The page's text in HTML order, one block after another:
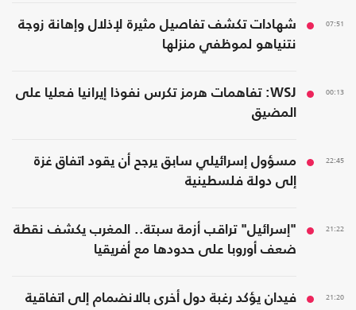
07:51
شهادات تكشف تفاصيل مثيرة لإذلال وإهانة زوجة
نتنياهو لموظفي منزلها
00:13
WSJ: تفاهمات هرمز تكرس نفوذا إيرانيا فعليا على
المضيق
22:45
مسؤول إسرائيلي سابق يرجح أن يقود اتفاق غزة
إلى دولة فلسطينية
21:22
"إسرائيل" تراقب أزمة سبتة.. المغرب يكشف نقطة
ضعف أوروبا على حدودها مع أفريقيا
21:20
فيدان يؤكد رغبة دول أخرى بالانضمام إلى اتفاقية